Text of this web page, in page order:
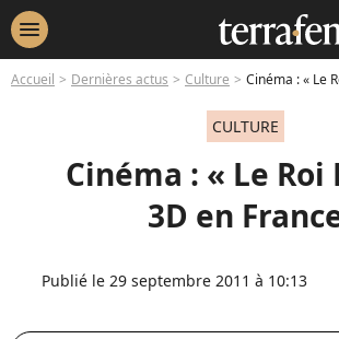
menu
Accueil Dernières actus Culture Cinéma : « Le
CULTURE
Cinéma : « Le Roi
3D en
Publié le 29 septembre 2011 à 10:13